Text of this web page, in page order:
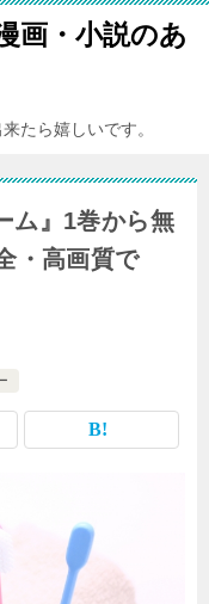
画・小説のあ
たら嬉しいです。
ム』1巻から無
・高画質で